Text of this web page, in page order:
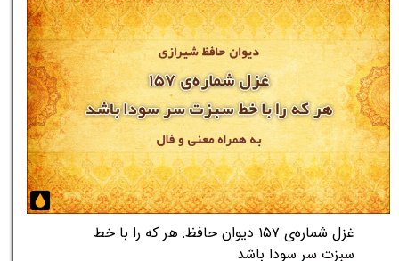
غزل شماره‌ی ۱۵۷ دیوان حافظ: هر که را با خط
سبزت سر سودا باشد